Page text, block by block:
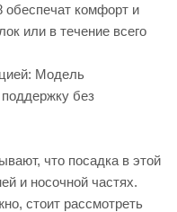
обеспечат комфорт и
или в течение всего
Модель
без
что посадка в этой
и носочной частях.
стоит рассмотреть